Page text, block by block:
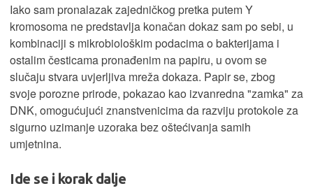
Iako sam pronalazak zajedničkog pretka putem Y
kromosoma ne predstavlja konačan dokaz sam po sebi, u
kombinaciji s mikrobiološkim podacima o bakterijama i
ostalim česticama pronađenim na papiru, u ovom se
slučaju stvara uvjerljiva mreža dokaza. Papir se, zbog
svoje porozne prirode, pokazao kao izvanredna "zamka" za
DNK, omogućujući znanstvenicima da razviju protokole za
sigurno uzimanje uzoraka bez oštećivanja samih
umjetnina.
Ide se i korak dalje